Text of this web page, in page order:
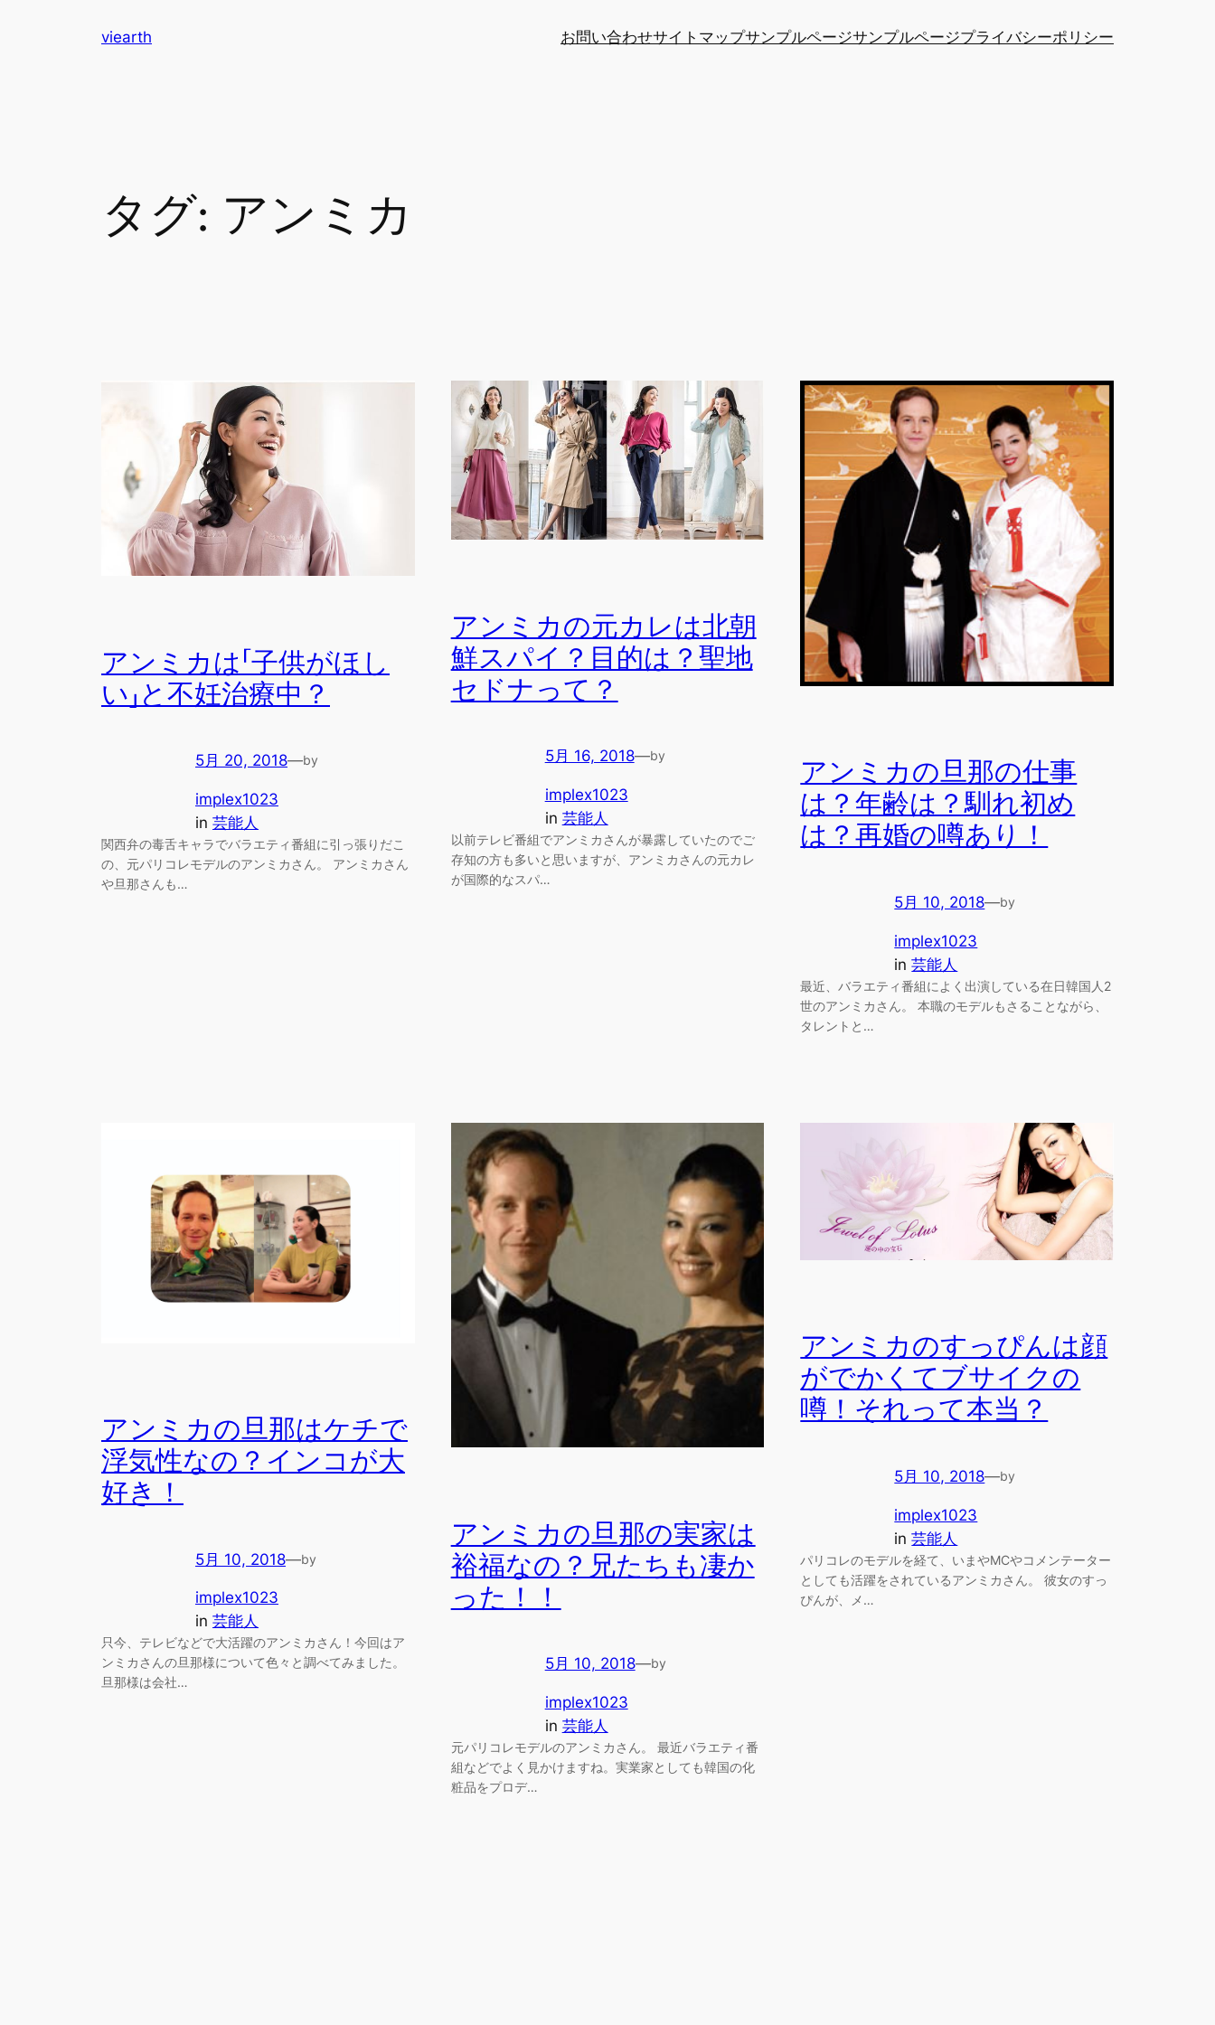
viearth お問い合わせサイトマップサンプルページサンプルページプライバシーポリシー
タグ: アンミカ
アンミカは「子供がほし
い」と不妊治療中？
5月 20, 2018—by
implex1023
in 芸能人
関西弁の毒舌キャラでバラエティ番組に引っ張りだこ
の、元パリコレモデルのアンミカさん。 アンミカさん
や旦那さんも…
アンミカの元カレは北朝
鮮スパイ？目的は？聖地
セドナって？
5月 16, 2018—by
implex1023
in 芸能人
以前テレビ番組でアンミカさんが暴露していたのでご
存知の方も多いと思いますが、アンミカさんの元カレ
が国際的なスパ…
アンミカの旦那の仕事
は？年齢は？馴れ初め
は？再婚の噂あり！
5月 10, 2018—by
implex1023
in芸能人
最近、バラエティ番組によく出演している在日韓国人2
世のアンミカさん。 本職のモデルもさることながら、
タレントと…
アンミカの旦那はケチで
浮気性なの？インコが大
好き！
5月 10, 2018—by
implex1023
in 芸能人
只今、テレビなどで大活躍のアンミカさん！今回はア
ンミカさんの旦那様について色々と調べてみました。
旦那様は会社…
アンミカの旦那の実家は
裕福なの？兄たちも凄か
った！！
5月 10, 2018—by
implex1023
in 芸能人
元パリコレモデルのアンミカさん。 最近バラエティ番
組などでよく見かけますね。実業家としても韓国の化
粧品をプロデ…
アンミカのすっぴんは顔
がでかくてブサイクの
噂！それって本当？
5月 10, 2018—by
implex1023
in芸能人
パリコレのモデルを経て、いまやMCやコメンテーター
としても活躍をされているアンミカさん。 彼女のすっ
ぴんが、メ…